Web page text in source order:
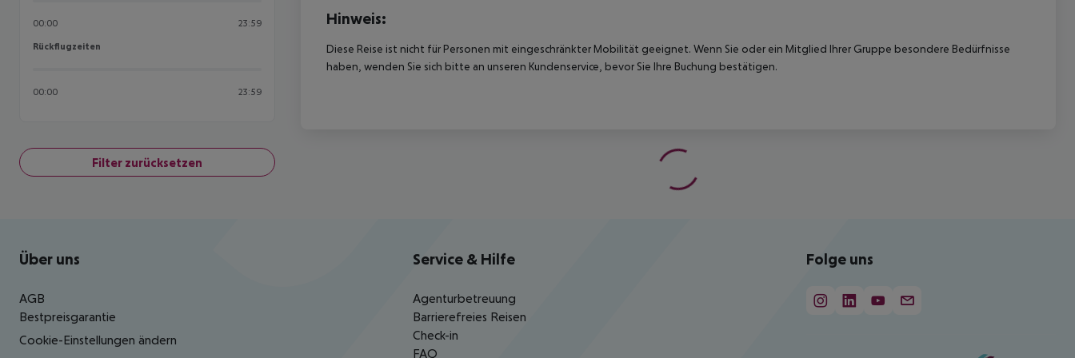
00:00 23:59
Rückflugzeiten
Rückflugzeiten
00:00 23:59
Filter zurücksetzen
Hinweis:
Diese Reise ist nicht für Personen mit eingeschränkter Mobilität geeignet. Wenn Sie oder ein Mitglied Ihrer Gruppe besondere Bedürfnisse
haben, wenden Sie sich bitte an unseren Kundenservice, bevor Sie Ihre Buchung bestätigen.
Footer navigation
Über uns
AGB
Bestpreisgarantie
Cookie-Einstellungen ändern
Service & Hilfe
Agenturbetreuung
Barrierefreies Reisen
Check-in
FAQ
Folge uns